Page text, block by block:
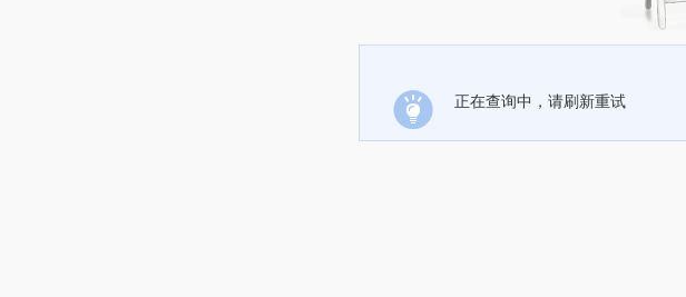
正在查询中，请刷新重试